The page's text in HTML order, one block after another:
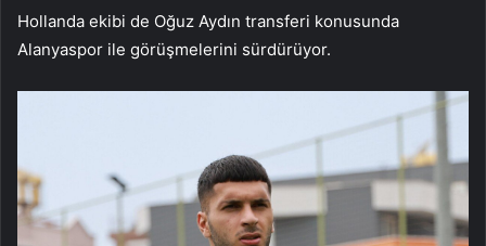
Hollanda ekibi de Oğuz Aydın transferi konusunda
Alanyaspor ile görüşmelerini sürdürüyor.